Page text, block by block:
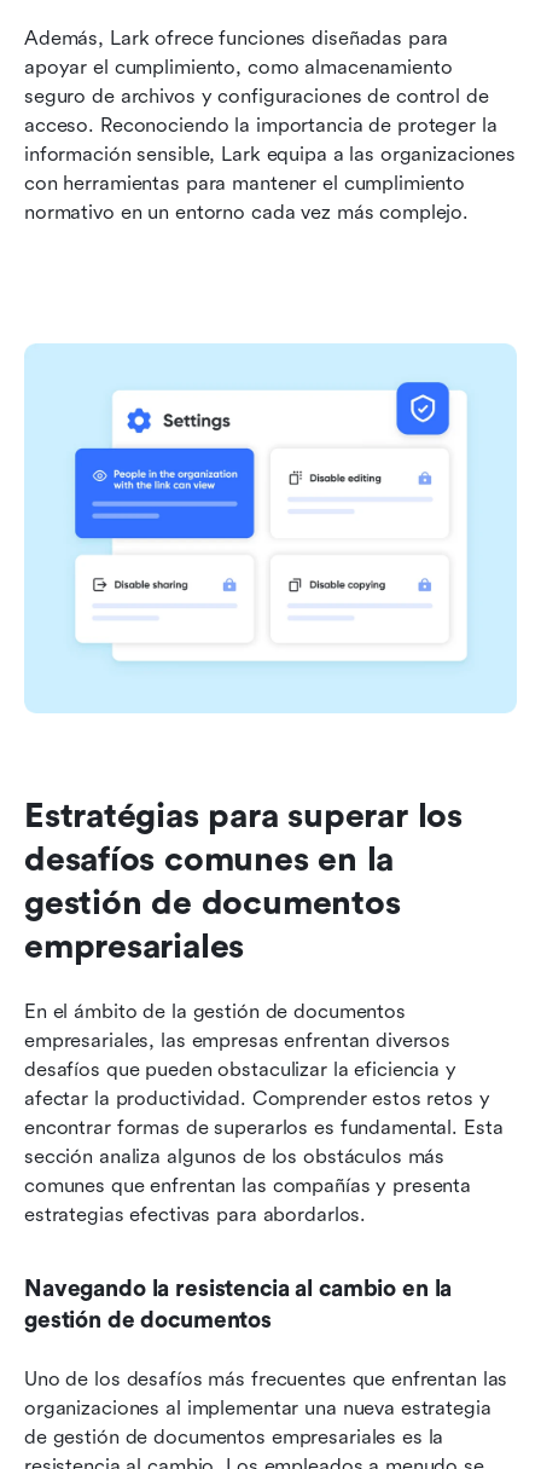
Además, Lark ofrece funciones diseñadas para
apoyar el cumplimiento, como almacenamiento
seguro de archivos y configuraciones de control de
acceso. Reconociendo la importancia de proteger la
información sensible, Lark equipa a las organizaciones
con herramientas para mantener el cumplimiento
normativo en un entorno cada vez más complejo.
Estratégias para superar los
desafíos comunes en la
gestión de documentos
empresariales
En el ámbito de la gestión de documentos
empresariales, las empresas enfrentan diversos
desafíos que pueden obstaculizar la eficiencia y
afectar la productividad. Comprender estos retos y
encontrar formas de superarlos es fundamental. Esta
sección analiza algunos de los obstáculos más
comunes que enfrentan las compañías y presenta
estrategias efectivas para abordarlos.
Navegando la resistencia al cambio en la
gestión de documentos
Uno de los desafíos más frecuentes que enfrentan las
organizaciones al implementar una nueva estrategia
de gestión de documentos empresariales es la